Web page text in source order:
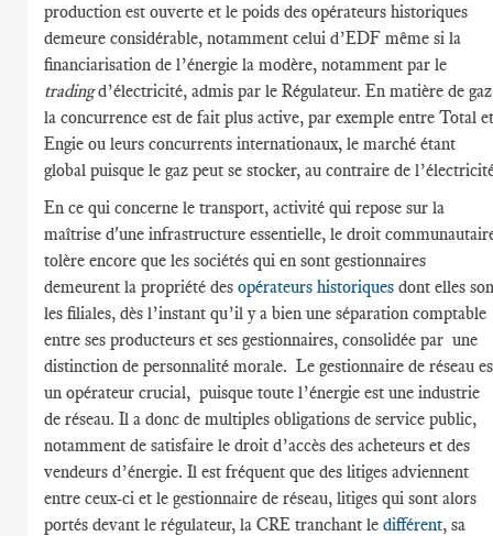
production est ouverte et le poids des opérateurs historiques
demeure considérable, notamment celui d’EDF même si la
financiarisation de l’énergie la modère, notamment par le
tradingd’électricité, admis par le Régulateur. En matière de
la concurrence est de fait plus active, par exemple entre Total et
Engie ou leurs concurrents internationaux, le marché étant
global puisque le gaz peut se stocker, au contraire de
En ce qui concerne le transport, activité qui repose sur la
maîtrise d'une infrastructure essentielle, le droit
tolère encore que les sociétés qui en sont gestionnaires
demeurent la propriété des opérateurs historiquesdont elles
les filiales, dès l’instant qu’il y a bien une séparation comptable
entre ses producteurs et ses gestionnaires, consolidée par une
distinction de personnalité morale. Le gestionnaire de réseau
un opérateur crucial, puisque toute l’énergie est une industrie
de réseau. Il a donc de multiples obligations de service public,
notamment de satisfaire le droit d’accès des acheteurs et des
vendeurs d’énergie. Il est fréquent que des litiges adviennent
entre ceux-ci et le gestionnaire de réseau, litiges qui sont alors
portés devant le régulateur, la CRE tranchant le différent, sa